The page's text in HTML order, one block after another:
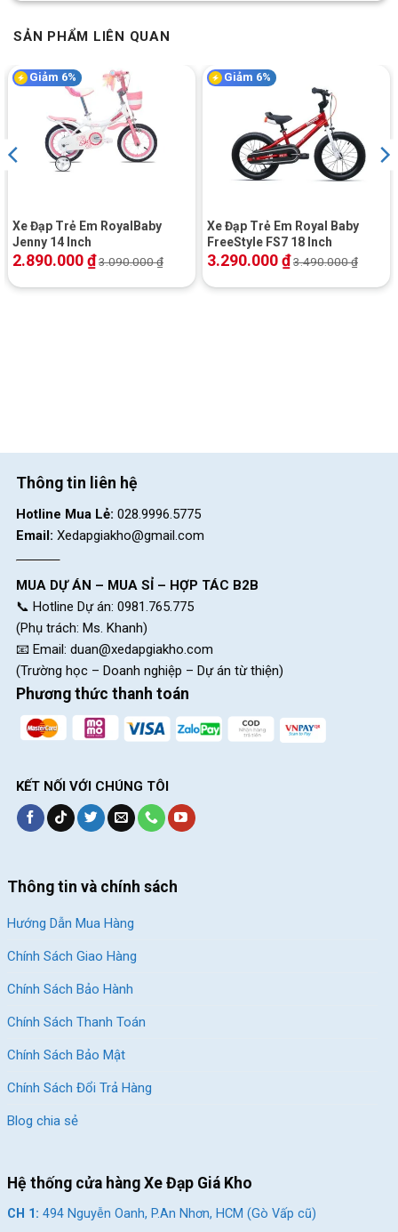
SẢN PHẨM LIÊN QUAN
Giảm 6%
Xe Đạp Trẻ Em RoyalBaby
Jenny 14 Inch
2.890.000₫3.090.000₫
Giảm 6%
Xe Đạp Trẻ Em Royal Baby
FreeStyle FS7 18 Inch
3.290.000₫3.490.000₫
Thông tin liên hệ
Hotline Mua Lẻ: 028.9996.5775
Email: Xedapgiakho@gmail.com
MUA DỰ ÁN – MUA SỈ – HỢP TÁC B2B
📞 Hotline Dự án: 0981.765.775
(Phụ trách: Ms. Khanh)
📧 Email: duan@xedapgiakho.com
(Trường học – Doanh nghiệp – Dự án từ thiện)
Phương thức thanh toán
KẾT NỐI VỚI CHÚNG TÔI
Thông tin và chính sách
Hướng Dẫn Mua Hàng
Chính Sách Giao Hàng
Chính Sách Bảo Hành
Chính Sách Thanh Toán
Chính Sách Bảo Mật
Chính Sách Đổi Trả Hàng
Blog chia sẻ
Hệ thống cửa hàng Xe Đạp Giá Kho
CH 1: 494 Nguyễn Oanh, P.An Nhơn, HCM (Gò Vấp cũ)